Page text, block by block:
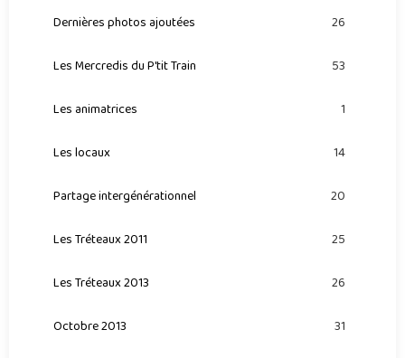
Dernières photos ajoutées 26
Les Mercredis du P'tit Train 53
Les animatrices 1
Les locaux 14
Partage intergénérationnel 20
Les Tréteaux 2011 25
Les Tréteaux 2013 26
Octobre 2013 31